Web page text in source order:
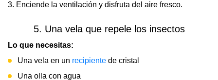
3. Enciende la ventilación y disfruta del aire fresco.
5. Una vela que repele los insectos
Lo que necesitas:
Una vela en un recipiente de cristal
Una olla con agua